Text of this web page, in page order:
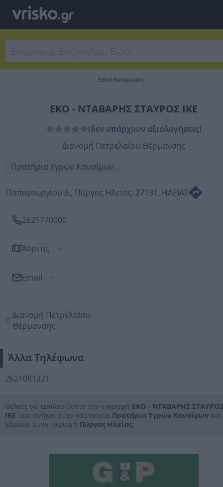
Ειδική Καταχώριση
ΕΚΟ - ΝΤΑΒΑΡΗΣ ΣΤΑΥΡΟΣ ΙΚΕ
(δεν υπάρχουν αξιολογήσεις)
Διανομή Πετρελαίου Θέρμανσης
Πρατήρια Υγρών Καυσίμων
Παπαγεωργίου Δ., Πύργος Ηλείας, 27131, ΗΛΕΙΑΣ
2621770000
Χάρτης
Email
Προς: ΕΚΟ - ΝΤΑΒΑΡΗΣ ΣΤΑΥΡΟΣ ΙΚΕ
Όρους Χρήσης και την
Διανομή Πετρελαίου
Θέρμανσης
Άλλα Τηλέφωνα
2621081221
Θέλετε να εμπλουτίσετε την εγγραφή ΕΚΟ - ΝΤΑΒΑΡΗΣ ΣΤΑΥΡΟΣ
ΙΚΕ που ανήκει στην κατηγορία Πρατήρια Υγρών Καυσίμων και
εδρεύει στην περιοχή Πύργος Ηλείας;